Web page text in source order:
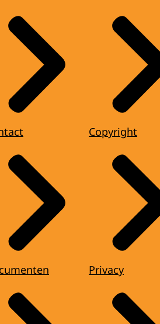
Copyright
Privacy